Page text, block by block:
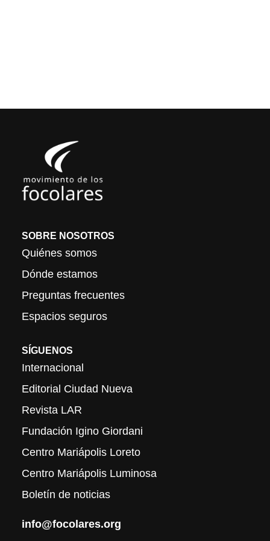
SOBRE NOSOTROS
Quiénes somos
Dónde estamos
Preguntas frecuentes
Espacios seguros
SÍGUENOS
Internacional
Editorial Ciudad Nueva
Revista LAR
Fundación Igino Giordani
Centro Mariápolis Loreto
Centro Mariápolis Luminosa
Boletín de noticias
info@focolares.org